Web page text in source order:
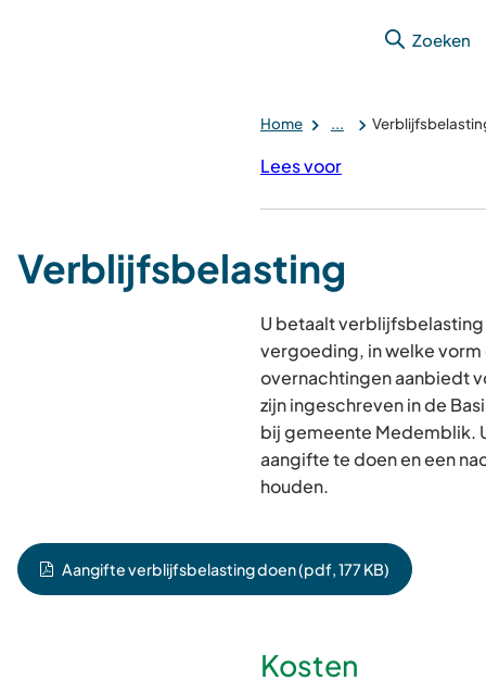
Zoeken
Home ...
Lees voor
Verblijfsbelasting
U betaalt verblijfsbelasting
vergoeding, in welke vorm
overnachtingen aanbiedt
zijn ingeschreven in de
bij gemeente Medemblik.
aangifte te doen en een
houden.
Aangifte verblijfsbelasting doen(pdf, 177 KB)
Kosten